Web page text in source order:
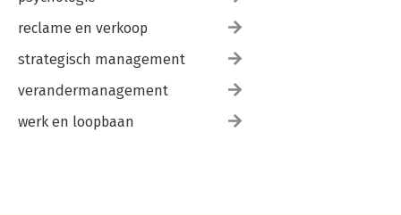
reclame en verkoop
strategisch management
verandermanagement
werk en loopbaan